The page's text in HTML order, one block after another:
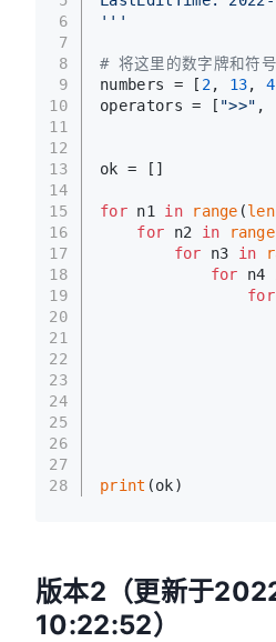
6
7
8
9
10
11
12
13
14
15
16
17
18
19
20
21
22
23
24
25
26
27
28
'''
# 将这里的数字牌和符
numbers = [ 2, 13, 4
operators = [ ">>" ,
ok = []
for n1 in range (len
for n2 in range
for n3 in
for n4
for
print (ok)
版本2（更新于
10:22:52）